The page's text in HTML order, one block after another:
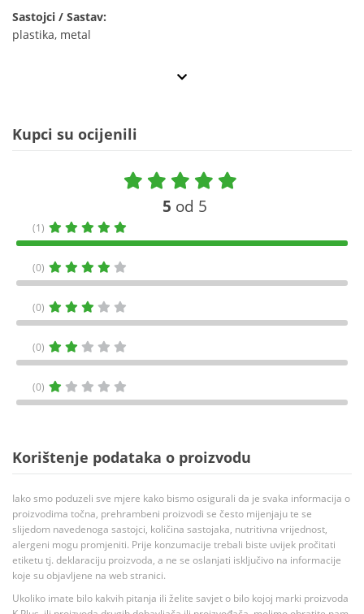
Sastojci / Sastav:
plastika, metal
Kupci su ocijenili
5 od 5
(1)
(0)
(0)
(0)
(0)
Korištenje podataka o proizvodu
Iako smo poduzeli sve mjere kako bismo osigurali da je svaka informacija o
proizvodima točna, prehrambeni proizvodi se često mijenjaju te se
slijedom navedenoga sastojci, količina sastojaka, nutritivna vrijednost,
alergeni mogu promjeniti. Prije konzumacije trebali biste uvijek pročitati
etiketu tj. deklaraciju proizvoda, a ne se oslanjati isključivo na informacije
koje su objavljene na web stranici.
Ukoliko imate bilo kakvih pitanja ili želite savjet o bilo kojoj marki proizvoda